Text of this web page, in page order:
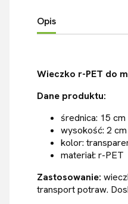
Opis
Wieczko r-PET do
Dane produktu:
średnica: 15 cm
wysokość: 2 cm
kolor:
materiał: r-PET
Zastosowanie:
transport potraw.